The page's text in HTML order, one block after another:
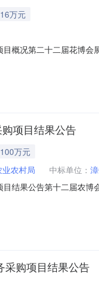
万元
概况第二十二届花博
：160000元合同包信
项目结果公告
万元
农村局 中标单位：
结果公告第十二届农
新城苑北区1幢2309
采购项目结果公告